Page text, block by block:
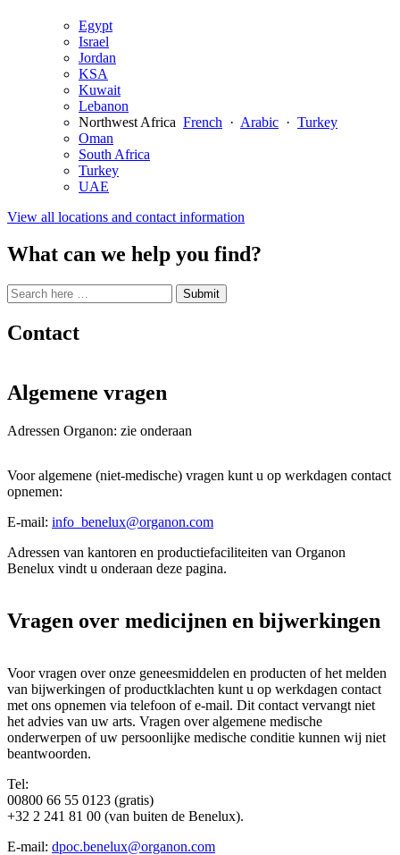
Egypt
Israel
Jordan
KSA
Kuwait
Lebanon
Northwest Africa French · Arabic · Turkey
Oman
South Africa
Turkey
UAE
View all locations and contact information
What can we help you find?
Search
site
Search
for:
Submit
Contact
Algemene vragen
Adressen Organon: zie onderaan
Voor algemene (niet-medische) vragen kunt u op werkdagen contact
opnemen:
E-mail: info_benelux@organon.com
Adressen van kantoren en productiefaciliteiten van Organon
Benelux vindt u onderaan deze pagina.
Vragen over medicijnen en bijwerkingen
Voor vragen over onze geneesmiddelen en producten of het melden
van bijwerkingen of productklachten kunt u op werkdagen contact
met ons opnemen via telefoon of e-mail. Dit contact vervangt niet
het advies van uw arts. Vragen over algemene medische
onderwerpen of uw persoonlijke medische conditie kunnen wij niet
beantwoorden.
Tel:
00800 66 55 0123 (gratis)
+32 2 241 81 00 (van buiten de Benelux).
E-mail: dpoc.benelux@organon.com